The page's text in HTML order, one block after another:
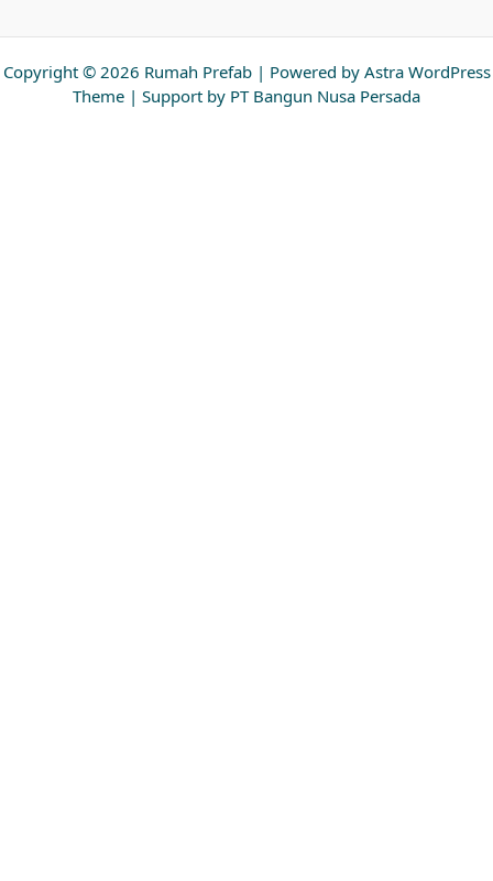
Copyright © 2026 Rumah Prefab | Powered by Astra WordPress
Theme | Support by PT Bangun Nusa Persada